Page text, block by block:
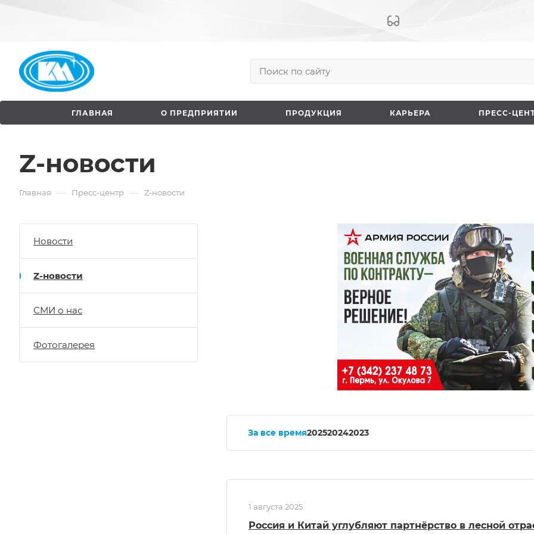
ГЛАВНАЯ О ПРЕДПРИЯТИИ ПРОДУКЦИЯ КАРЬЕРА ПРЕCC-
Z-новости
Главная — Пресс-центр — Z-новости
За все время202520242023
1 августа 2025
Россия и Китай углубляют партнёрство в лесной
Новости
Z-новости
СМИ о нас
Фотогалерея